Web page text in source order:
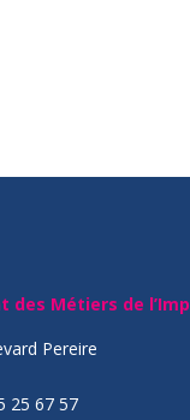
des Métiers de
Pereire
25 67 57